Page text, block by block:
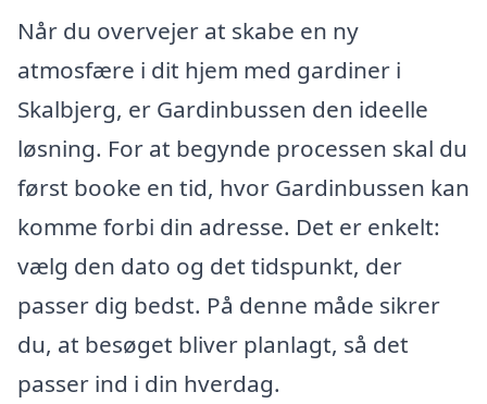
Når du overvejer at skabe en ny
atmosfære i dit hjem med gardiner i
Skalbjerg, er Gardinbussen den ideelle
løsning. For at begynde processen skal du
først booke en tid, hvor Gardinbussen kan
komme forbi din adresse. Det er enkelt:
vælg den dato og det tidspunkt, der
passer dig bedst. På denne måde sikrer
du, at besøget bliver planlagt, så det
passer ind i din hverdag.